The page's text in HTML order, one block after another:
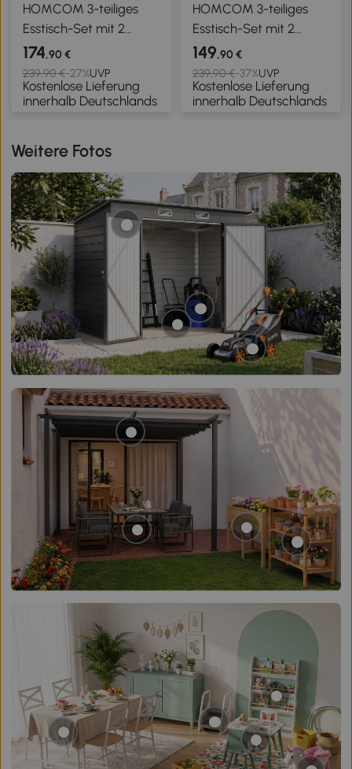
HOMCOM 3-teiliges
Esstisch-Set mit 2
Stühlen, Küchentisch für
kompakte Räume,
gepolsterte Stühle,
platzsparend, MDF,
174,90 €
239,90 €-27%UVP
Kostenlose Lieferung
innerhalb Deutschlands
HOMCOM 3-teiliges
Esstisch-Set mit 2
Stühlen, Küchentisch für
kompakte Räume,
gepolsterte Stühle,
platzsparend, MDF,
149,90 €
239,90 €-37%UVP
Kostenlose Lieferung
innerhalb Deutschlands
Weitere Fotos